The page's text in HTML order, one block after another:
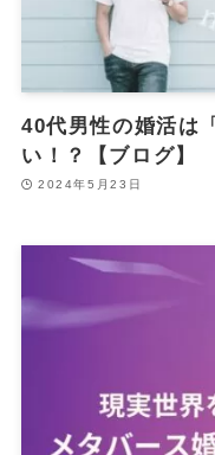
40代男性の婚活は
い！？【ブログ】
2024年5月23日